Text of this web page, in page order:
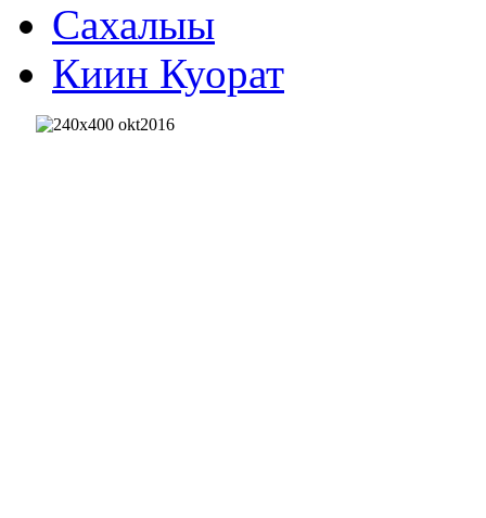
Сахалыы
Киин Куорат